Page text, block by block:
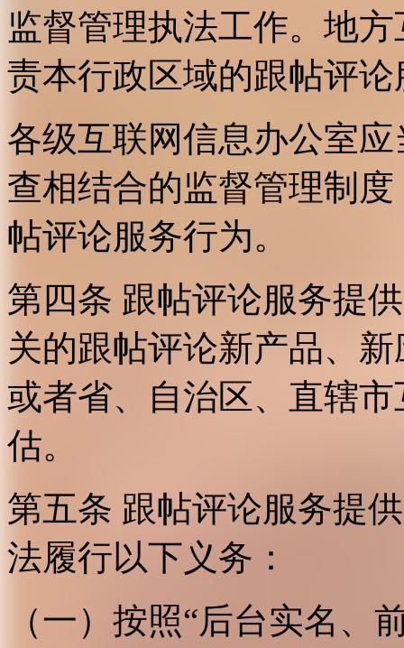
监督管理执法工作。地
责本行政区域的跟帖评
各级互联网信息办公室
查相结合的监督管理制
帖评论服务行为。
第四条 跟帖评论服务提
关的跟帖评论新产品、
或者省、自治区、直辖
估。
第五条 跟帖评论服务提
法履行以下义务：
（一）按照“后台实名、